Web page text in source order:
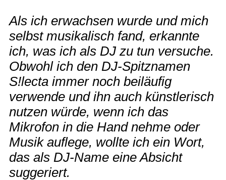
Als ich erwachsen wurde und mich
selbst musikalisch fand, erkannte
ich, was ich als DJ zu tun versuche.
Obwohl ich den DJ-Spitznamen
S!lecta immer noch beiläufig
verwende und ihn auch künstlerisch
nutzen würde, wenn ich das
Mikrofon in die Hand nehme oder
Musik auflege, wollte ich ein Wort,
das als DJ-Name eine Absicht
suggeriert.